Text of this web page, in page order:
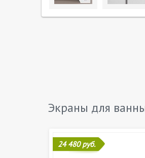
Экраны для
24 480 руб.